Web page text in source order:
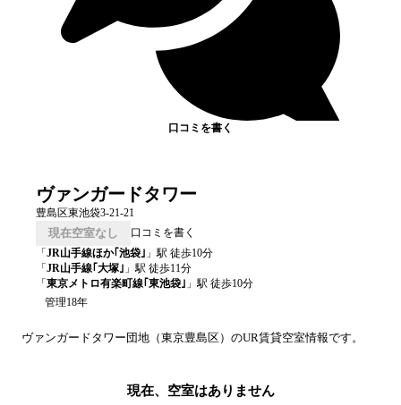
口コミを書く
ヴァンガードタワー
豊島区東池袋3-21-21
現在空室なし
口コミを書く
「JR山手線ほか｢池袋｣ 」駅 徒歩10分
「JR山手線｢大塚｣ 」駅 徒歩11分
「東京メトロ有楽町線｢東池袋｣ 」駅 徒歩10分
管理18年
ヴァンガードタワー団地（東京豊島区）のUR賃貸空室情報です。
現在、空室はありません